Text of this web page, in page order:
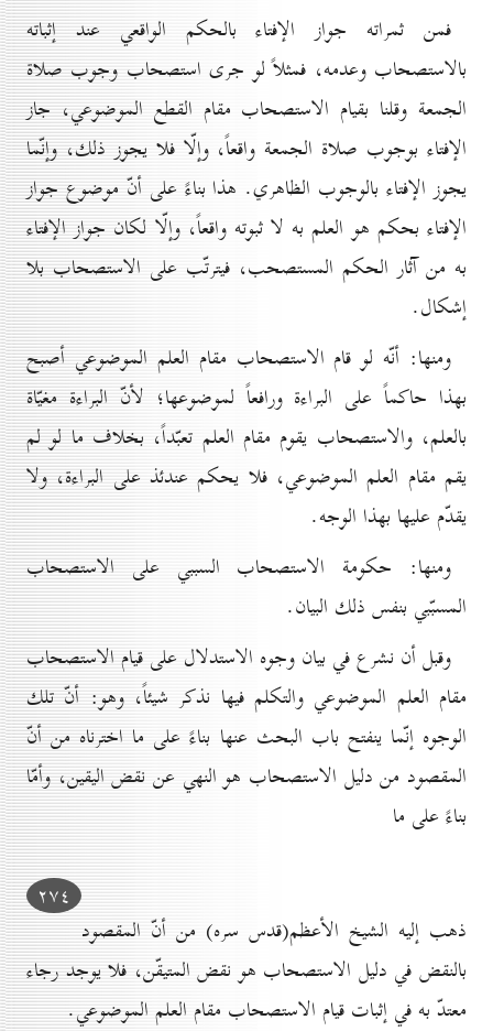
فمن ثمراته جواز الإفتاء بالحكم الواقعي عند إثباته
بالاستصحاب وعدمه، فمثلاً لو جرى استصحاب وجوب صلاة
الجمعة وقلنا بقيام الاستصحاب مقام القطع الموضوعي، جاز
الإفتاء بوجوب صلاة الجمعة واقعاً، وإلّا فلا يجوز ذلك، وإنّما
يجوز الإفتاء بالوجوب الظاهري. هذا بناءً على أنّ موضوع جواز
الإفتاء بحكم هو العلم به لا ثبوته واقعاً، وإلّا لكان جواز الإفتاء
به من آثار الحكم المستصحب، فيترتّب على الاستصحاب بلا
إشكال.
ومنها: أنّه لو قام الاستصحاب مقام العلم الموضوعي أصبح
بهذا حاكماً على البراءة ورافعاً لموضوعها؛ لأنّ البراءة مغيّاة
بالعلم، والاستصحاب يقوم مقام العلم تعبّداً، بخلاف ما لو لم
يقم مقام العلم الموضوعي، فلا يحكم عندئذ على البراءة، ولا
يقدّم عليها بهذا الوجه.
ومنها: حكومة الاستصحاب السببي على الاستصحاب
المسبّبي بنفس ذلك البيان.
وقبل أن نشرع في بيان وجوه الاستدلال على قيام الاستصحاب
مقام العلم الموضوعي والتكلم فيها نذكر شيئاً، وهو: أنّ تلك
الوجوه إنّما ينفتح باب البحث عنها بناءً على ما اخترناه من أنّ
المقصود من دليل الاستصحاب هو النهي عن نقض اليقين، وأمّا
بناءً على ما
۲۷٤
ذهب إليه الشيخ الأعظم(قدس سره) من أنّ المقصود
بالنقض في دليل الاستصحاب هو نقض المتيقّن، فلا يوجد رجاء
معتدّ به في إثبات قيام الاستصحاب مقام العلم الموضوعي.